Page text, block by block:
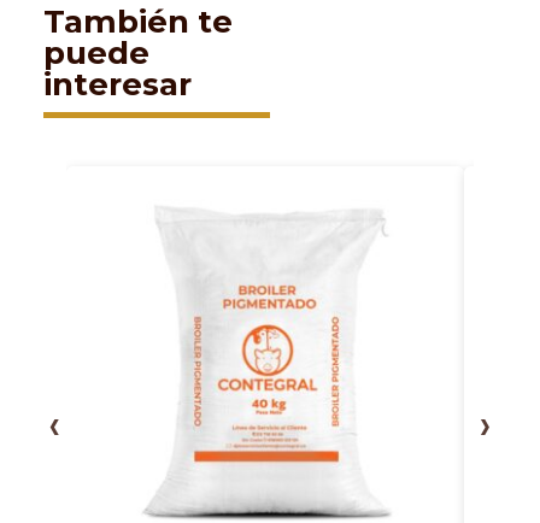
También te
puede
interesar
‹ ›